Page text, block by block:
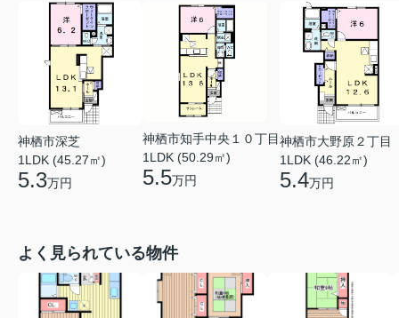
神栖市深芝
1LDK (45.27㎡)
5.3万円
神栖市知手中央１０丁目
1LDK (50.29㎡)
5.5万円
神栖市大野原２丁目
1LDK (46.22㎡)
5.4万円
よく見られている物件